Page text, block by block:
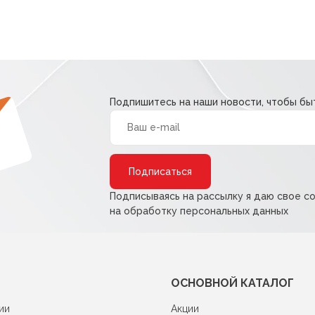
Подпишитесь на наши новости, чтобы
Подписываясь на рассылку я даю свое
на обработку персональных данных
ОСНОВНОЙ КАТАЛОГ
Акции